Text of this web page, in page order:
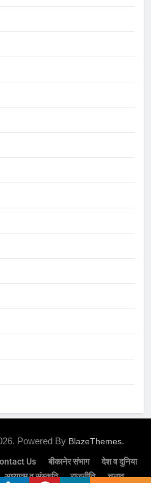
Powered By BlazeThemes.
Us बीकानेर संभाग
देश व दुनिया
अध्यात्म व संस्कृति राजनीति चुनाव